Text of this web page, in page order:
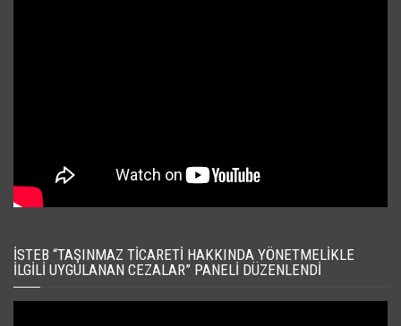
İSTEB “TAŞINMAZ TICARETI HAKKINDA YÖNETMELIKLE
İLGILI UYGULANAN CEZALAR” PANELI DÜZENLENDI